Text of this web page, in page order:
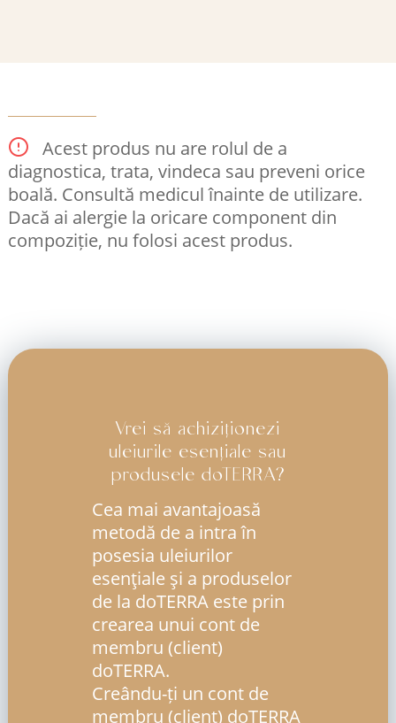
Acest produs nu are rolul de a
diagnostica, trata, vindeca sau preveni orice
boală. Consultă medicul înainte de utilizare.
Dacă ai alergie la oricare component din
compoziție, nu folosi acest produs.
Vrei să achiziționezi
uleiurile esențiale sau
produsele doTERRA?
Cea mai avantajoasă
metodă de a intra în
posesia uleiurilor
esenţiale şi a produselor
de la doTERRA este prin
crearea unui cont de
membru (client)
doTERRA.
Creându-ți un cont de
membru (client) doTERRA